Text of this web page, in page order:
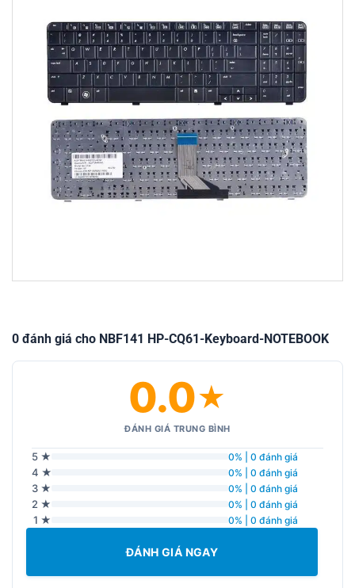
0 đánh giá cho NBF141 HP-CQ61-Keyboard-NOTEBOOK
0.0★
ĐÁNH GIÁ TRUNG BÌNH
5 ★ 0% | 0 đánh giá
4 ★ 0% | 0 đánh giá
3 ★ 0% | 0 đánh giá
2 ★ 0% | 0 đánh giá
1 ★ 0% | 0 đánh giá
ĐÁNH GIÁ NGAY